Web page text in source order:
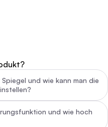
und wie kann man die
und wie hoch